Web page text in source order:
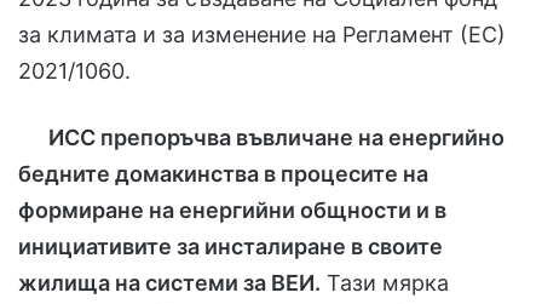
за климата и за изменение на Регламент (ЕС)
2021/1060.
ИСС препоръчва въвличане на енергийно
бедните домакинства в процесите на
формиране на енергийни общности и в
инициативите за инсталиране в своите
жилища на системи за ВЕИ. Тази мярка